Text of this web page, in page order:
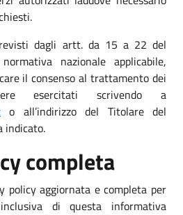
dagli artt. da 15 a 22 del
nazionale applicabile,
il consenso al trattamento dei
esercitati scrivendo a
o all’indirizzo del Titolare del
indicato.
completa
policy aggiornata e completa per
di questa informativa